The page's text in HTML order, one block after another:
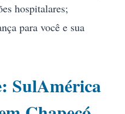
hospitalares;
para você e sua
SulAmérica